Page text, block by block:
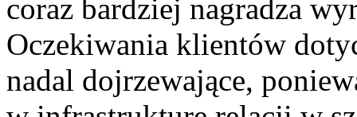
coraz bardziej nagradza
Oczekiwania klientów
nadal dojrzewające,